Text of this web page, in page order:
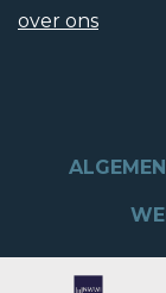
over ons